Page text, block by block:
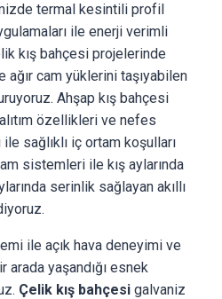
termal kesintili profil
ile enerji verimli
kış bahçesi projelerinde
cam yüklerini taşıyabilen
Ahşap kış bahçesi
özellikleri ve nefes
sağlıklı iç ortam koşulları
sistemleri ile kış aylarında
serinlik sağlayan akıllı
ile açık hava deneyimi ve
arada yaşandığı esnek
Çelik kış bahçesi galvaniz